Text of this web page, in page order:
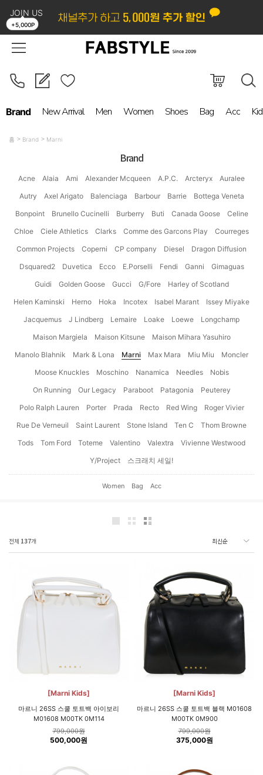
JOIN US
+5,000P
LOGIN ORDER MYPAGE
Brand New Arrival Men Women Shoes Bag Acc
홈 Brand Marni
Brand
Acne Alaia Ami Alexander Mcqueen A.P.C. Arcteryx
Auralee
Autry
Axel Arigato Balenciaga Barbour Barrie
Bottega Veneta
Bonpoint
Brunello Cucinelli Burberry Buti Canada Goose
Celine
Chloe
Ciele Athletics Clarks Comme des Garcons Play
Courreges
Common Projects
Coperni CP company Diesel
Dragon Diffusion
Dsquared2
Duvetica Ecco E.Porselli Fendi Ganni
Gimaguas
Guidi
Golden Goose Gucci G/Fore
Harley of Scotland
Helen Kaminski
Herno Hoka Incotex Isabel Marant
Issey Miyake
Jacquemus
J Lindberg Lemaire Loake Loewe
Longchamp
Maison Margiela
Maison Kitsune
Maison Mihara Yasuhiro
Manolo Blahnik
Mark & Lona Marni Max Mara Miu Miu
Moncler
Moose Knuckles
Moschino Nanamica Needles
Nobis
On Running
Our Legacy Paraboot Patagonia
Peuterey
Polo Ralph Lauren
Porter Prada Recto Red Wing
Roger Vivier
Rue De Verneuil
Saint Laurent Stone Island Ten C
Thom Browne
Tods
Tom Ford Toteme Valentino Valextra
Vivienne Westwood
Y/Project
스크래치 세일!
Women Bag Acc
전체 137개
[Marni Kids]
마르니 26SS 스쿨 토트백 아이보리
M01608 M00TK 0M114
799,000원
500,000원
[Marni Kids]
마르니 26SS 스쿨 토트백 블랙 M01608
M00TK 0M900
799,000원
375,000원